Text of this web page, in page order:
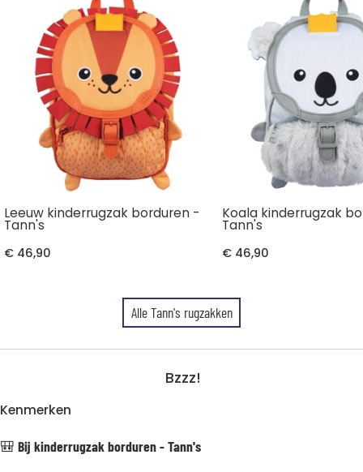
Leeuw kinderrugzak borduren -
Tann's
€ 46,90
Koala kinderrugzak
Tann's
€ 46,90
Alle Tann's rugzakken
Bzzz!
Kenmerken
🎒 Bij kinderrugzak borduren - Tann's